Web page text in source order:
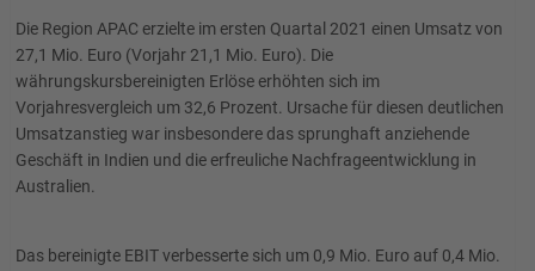
Die Region APAC erzielte im ersten Quartal 2021 einen Umsatz von
27,1 Mio. Euro (Vorjahr 21,1 Mio. Euro). Die
währungskursbereinigten Erlöse erhöhten sich im
Vorjahresvergleich um 32,6 Prozent. Ursache für diesen deutlichen
Umsatzanstieg war insbesondere das sprunghaft anziehende
Geschäft in Indien und die erfreuliche Nachfrageentwicklung in
Australien.
Das bereinigte EBIT verbesserte sich um 0,9 Mio. Euro auf 0,4 Mio.